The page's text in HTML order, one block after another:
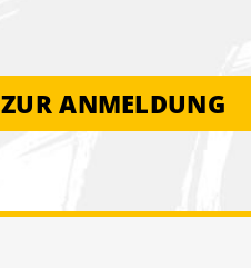
ZUR ANMELDUNG